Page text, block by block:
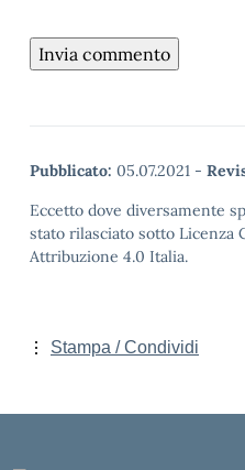
Pubblicato: 05.07.2021 -
Eccetto dove diversamente
stato rilasciato sotto Licenza
Attribuzione 4.0 Italia.
Stampa / Condividi